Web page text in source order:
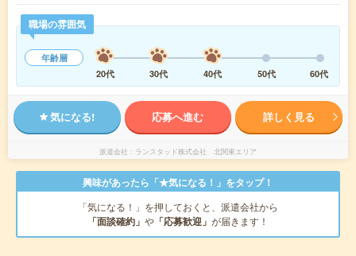
職場の雰囲気
年齢層
20代
30代 40代 50代 60代
気になる! 応募へ進む 詳しく見る
派遣会社 ランスタッド株式会社 北関東エリア
興味があったら「★気になる！」をタップ！
「気になる！」を押しておくと、派遣会社から
「面談確約」 や 「応募歓迎」 が届きます！